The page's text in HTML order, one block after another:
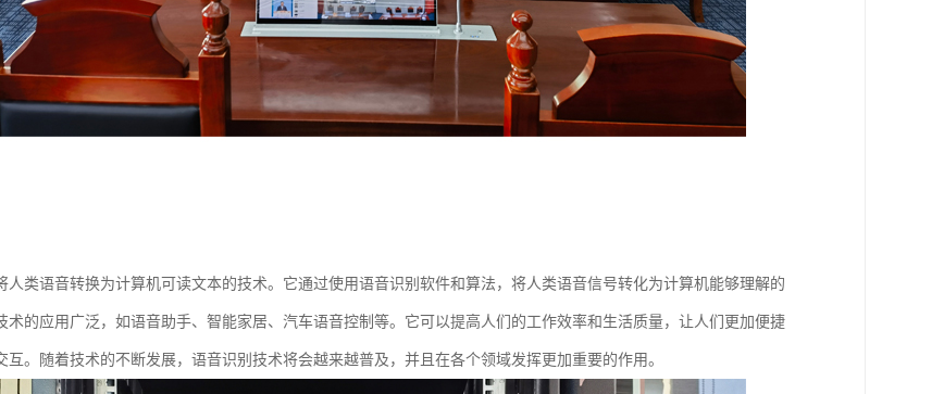
人类语音转换为计算机可读文本的技术。它通过使用语音识别软件和算法，将人类语音信号转化为计算机能够理解的
术的应用广泛，如语音助手、智能家居、汽车语音控制等。它可以提高人们的工作效率和生活质量，让人们更加便捷
互。随着技术的不断发展，语音识别技术将会越来越普及，并且在各个领域发挥更加重要的作用。